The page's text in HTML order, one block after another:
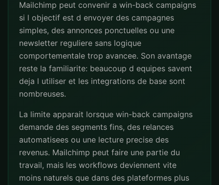
Mailchimp peut convenir a win-back campaigns
si l objectif est d envoyer des campagnes
simples, des annonces ponctuelles ou une
newsletter reguliere sans logique
comportementale trop avancee. Son avantage
reste la familiarite: beaucoup d equipes savent
deja l utiliser et les integrations de base sont
nombreuses.
La limite apparait lorsque win-back campaigns
demande des segments fins, des relances
automatisees ou une lecture precise des
revenus. Mailchimp peut faire une partie du
travail, mais les workflows deviennent vite
moins naturels que dans des plateformes plus